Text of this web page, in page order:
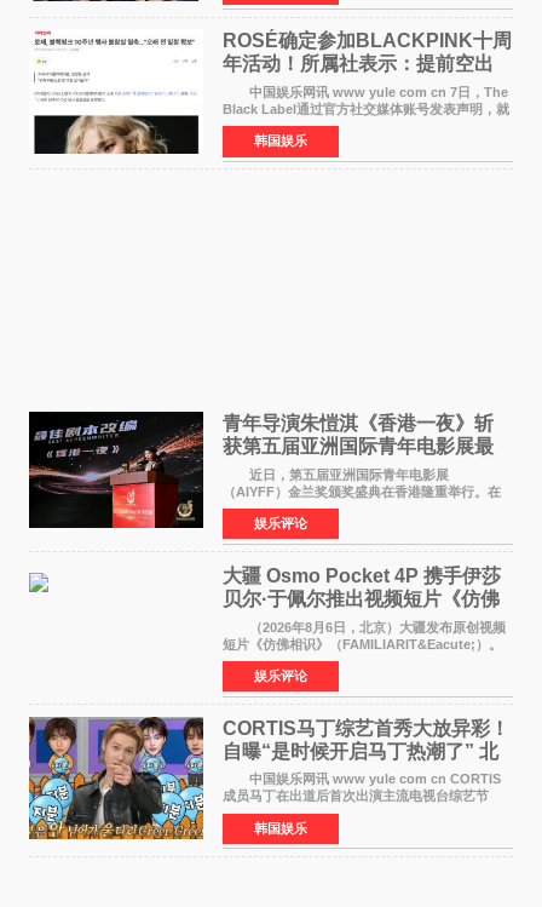
未为组合出道十周年做
ROSÉ确定参加BLACKPINK十周
年活动！所属社表示：提前空出
了时间
中国娱乐网讯 www yule com cn 7日，The
Black Label通过官方社交媒体账号发表声明，就
近期网络上关于ROS&Eacute;个人行程及是否参
加BLACKPINK出道纪念活动的种种猜测作出正
式回应。 Th
韩国娱乐
青年导演朱愷淇《香港一夜》斩
获第五届亚洲国际青年电影展最
佳剧本改编奖
近日，第五届亚洲国际青年电影展
（AIYFF）金兰奖颁奖盛典在香港隆重举行。在
这场汇聚数百位海内外电影人、文化界人士及媒
体代表的亚洲青年影视盛会上，香港本土电影
《香港一夜》（Dawn in Ho
娱乐评论
大疆 Osmo Pocket 4P 携手伊莎
贝尔·于佩尔推出视频短片《仿佛
相识》
（2026年8月6日，北京）大疆发布原创视频
短片《仿佛相识》（FAMILIARIT&Eacute;）。
视频短片由戛纳国际电影节最佳女演员伊莎贝尔·
于佩尔（Isabelle Huppert）主演，全程使用大
疆首款双主摄口
娱乐评论
CORTIS马丁综艺首秀大放异彩！
自曝“是时候开启马丁热潮了” 北
美巡演火热进行中
中国娱乐网讯 www yule com cn CORTIS
成员马丁在出道后首次出演主流电视台综艺节
目，展现了多才多艺的魅力。 马丁出演了5日
播出的MBC《Radio Star》Fashion与Passion
之间，I&lsquo;m
韩国娱乐